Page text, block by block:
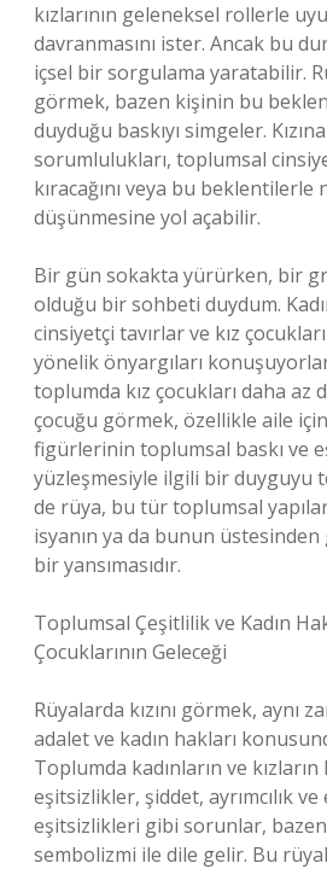
kızlarının geleneksel rollerle
davranmasını ister. Ancak bu
içsel bir sorgulama yaratabilir.
görmek, bazen kişinin bu
duyduğu baskıyı simgeler.
sorumlulukları, toplumsal
kıracağını veya bu beklentilerle
düşünmesine yol açabilir.
Bir gün sokakta yürürken, bir
olduğu bir sohbeti duydum.
cinsiyetçi tavırlar ve kız
yönelik önyargıları
toplumda kız çocukları daha az
çocuğu görmek, özellikle aile
figürlerinin toplumsal baskı ve
yüzleşmesiyle ilgili bir duyguyu
de rüya, bu tür toplumsal
isyanın ya da bunun üstesinden
bir yansımasıdır.
Toplumsal Çeşitlilik ve Kadın
Çocuklarının Geleceği
Rüyalarda kızını görmek, aynı
adalet ve kadın hakları
Toplumda kadınların ve kızların
eşitsizlikler, şiddet, ayrımcılık
eşitsizlikleri gibi sorunlar,
sembolizmi ile dile gelir. Bu